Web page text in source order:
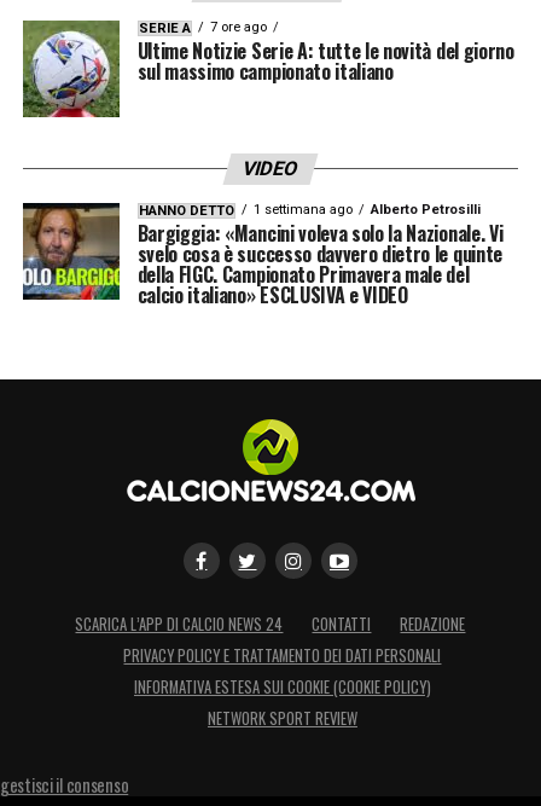
SERIE A 7 ore ago
Ultime Notizie Serie A: tutte le novità del giorno
sul massimo campionato italiano
VIDEO
HANNO DETTO 1 settimana ago Alberto Petrosilli
Bargiggia: «Mancini voleva solo la Nazionale. Vi
svelo cosa è successo davvero dietro le quinte
della FIGC. Campionato Primavera male del
calcio italiano» ESCLUSIVA e VIDEO
SCARICA L’APP DI CALCIO NEWS 24 CONTATTI
REDAZIONE
PRIVACY POLICY E TRATTAMENTO DEI DATI PERSONALI
INFORMATIVA ESTESA SUI COOKIE (COOKIE POLICY)
NETWORK SPORT REVIEW
gestisci il consenso